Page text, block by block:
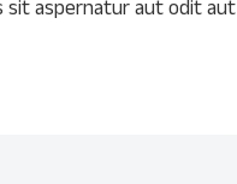
sit aspernatur aut odit aut